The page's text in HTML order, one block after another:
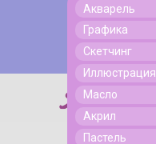
Акварель
Графика
Скетчинг
Иллюстрация
Масло
Акрил
Пастель